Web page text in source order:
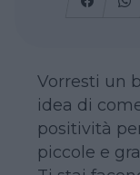
Vorresti un
idea di
positività
piccole e